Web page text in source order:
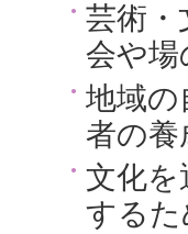
芸術・
会や場
地域の
者の養
文化を
するた